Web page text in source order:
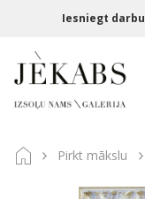
Iesniegt darbu
Pirkt mākslu